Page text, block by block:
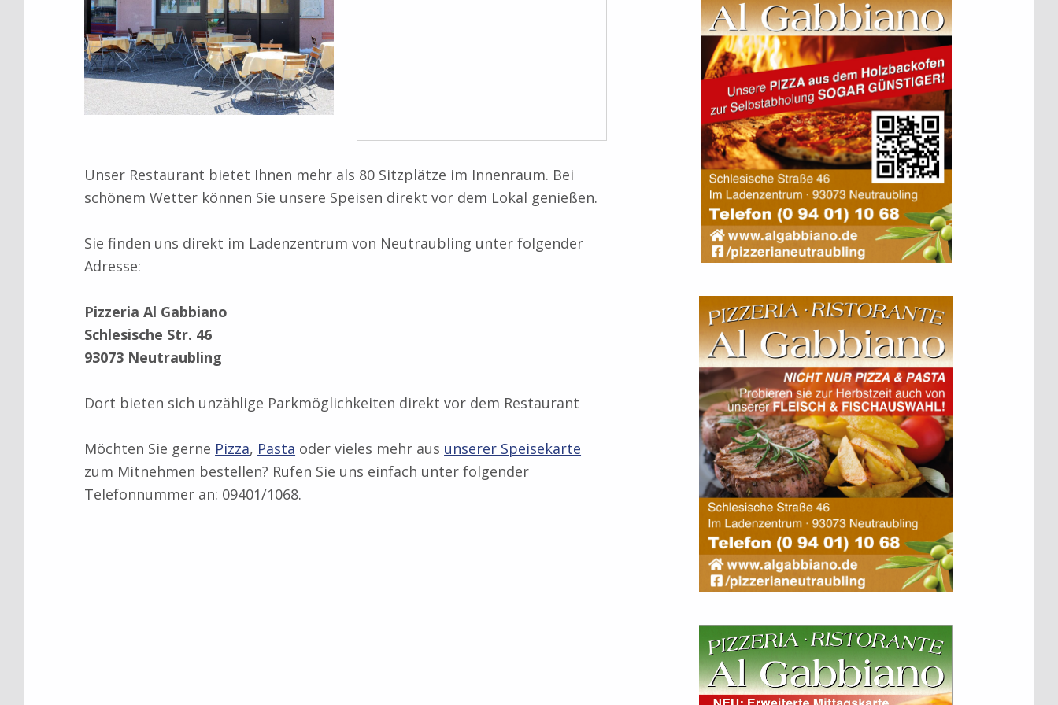
Unser Restaurant bietet Ihnen mehr als 80 Sitzplätze im Innenraum. Bei
schönem Wetter können Sie unsere Speisen direkt vor dem Lokal genießen.
Sie finden uns direkt im Ladenzentrum von Neutraubling unter folgender
Adresse:
Pizzeria Al Gabbiano
Schlesische Str. 46
93073 Neutraubling
Dort bieten sich unzählige Parkmöglichkeiten direkt vor dem Restaurant
Möchten Sie gerne Pizza, Pasta oder vieles mehr aus unserer Speisekarte
zum Mitnehmen bestellen? Rufen Sie uns einfach unter folgender
Telefonnummer an: 09401/1068.